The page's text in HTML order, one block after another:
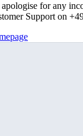
apologise for any
Support on